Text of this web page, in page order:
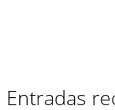
Entradas